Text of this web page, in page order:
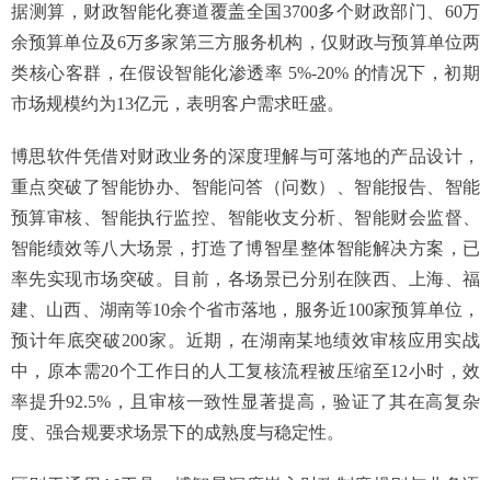
据测算，财政智能化赛道覆盖全国3700多个财政部门、60万
余预算单位及6万多家第三方服务机构，仅财政与预算单位两
类核心客群，在假设智能化渗透率 5%-20% 的情况下，初期
市场规模约为13亿元，表明客户需求旺盛。
博思软件凭借对财政业务的深度理解与可落地的产品设计，
重点突破了智能协办、智能问答（问数）、智能报告、智能
预算审核、智能执行监控、智能收支分析、智能财会监督、
智能绩效等八大场景，打造了博智星整体智能解决方案，已
率先实现市场突破。目前，各场景已分别在陕西、上海、福
建、山西、湖南等10余个省市落地，服务近100家预算单位，
预计年底突破200家。近期，在湖南某地绩效审核应用实战
中，原本需20个工作日的人工复核流程被压缩至12小时，效
率提升92.5%，且审核一致性显著提高，验证了其在高复杂
度、强合规要求场景下的成熟度与稳定性。